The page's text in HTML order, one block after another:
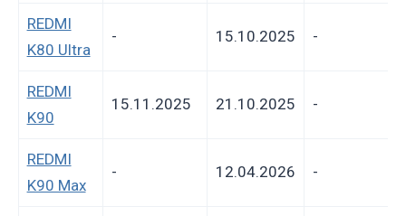
REDMI
K80 Ultra
- 15.10.2025 -
REDMI
K90
15.11.2025 21.10.2025 -
REDMI
K90 Max
- 12.04.2026 -